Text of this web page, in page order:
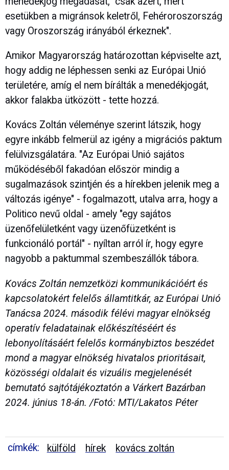
esetükben a migránsok keletről, Fehéroroszország
vagy Oroszország irányából érkeznek".
Amikor Magyarország határozottan képviselte azt,
hogy addig ne léphessen senki az Európai Unió
területére, amíg el nem bírálták a menedékjogát,
akkor falakba ütközött - tette hozzá.
Kovács Zoltán véleménye szerint látszik, hogy
egyre inkább felmerül az igény a migrációs paktum
felülvizsgálatára. "Az Európai Unió sajátos
működéséből fakadóan először mindig a
sugalmazások szintjén és a hírekben jelenik meg a
változás igénye" - fogalmazott, utalva arra, hogy a
Politico nevű oldal - amely "egy sajátos
üzenőfelületként vagy üzenőfüzetként is
funkcionáló portál" - nyíltan arról ír, hogy egyre
nagyobb a paktummal szembeszállók tábora.
Kovács Zoltán nemzetközi kommunikációért és
kapcsolatokért felelős államtitkár, az Európai Unió
Tanácsa 2024. második félévi magyar elnökség
operatív feladatainak előkészítéséért és
lebonyolításáért felelős kormánybiztos beszédet
mond a magyar elnökség hivatalos prioritásait,
közösségi oldalait és vizuális megjelenését
bemutató sajtótájékoztatón a Várkert Bazárban
2024. június 18-án. /Fotó: MTI/Lakatos Péter
címkék: külföld hírek kovács zoltán